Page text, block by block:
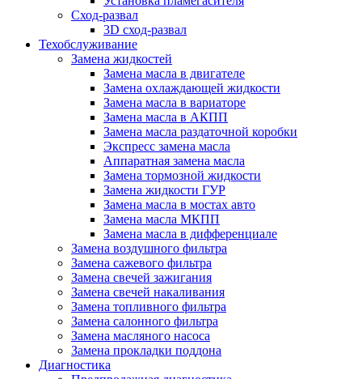
Сход-развал
3D сход-развал
Техобслуживание
Замена жидкостей
Замена масла в двигателе
Замена охлаждающей жидкости
Замена масла в вариаторе
Замена масла в АКПП
Замена масла раздаточной коробки
Экспресс замена масла
Аппаратная замена масла
Замена тормозной жидкости
Замена жидкости ГУР
Замена масла в мостах авто
Замена масла МКПП
Замена масла в дифференциале
Замена воздушного фильтра
Замена сажевого фильтра
Замена свечей зажигания
Замена свечей накаливания
Замена топливного фильтра
Замена салонного фильтра
Замена масляного насоса
Замена прокладки поддона
Диагностика